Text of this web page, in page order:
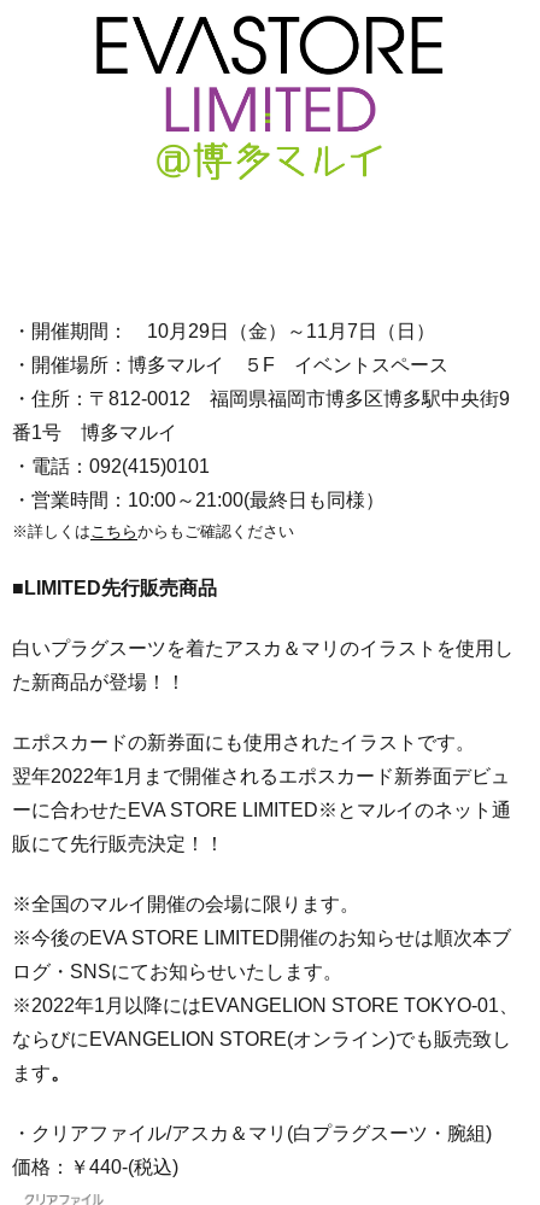
・開催期間： 10月29日（金）～11月7日（日）
・開催場所：博多マルイ ５F イベントスペース
・住所：〒812-0012 福岡県福岡市博多区博多駅中央街9
番1号 博多マルイ
・電話：092(415)0101
・営業時間：10:00～21:00(最終日も同様）
※詳しくは こちらからもご確認ください
■LIMITED先行販売商品
白いプラグスーツを着たアスカ＆マリのイラストを使用し
た新商品が登場！！
エポスカードの新券面にも使用されたイラストです。
翌年2022年1月まで開催されるエポスカード新券面デビュ
ーに合わせたEVA STORE LIMITED※とマルイのネット通
販にて先行販売決定！！
※全国のマルイ開催の会場に限ります。
※今後のEVA STORE LIMITED開催のお知らせは順次本ブ
ログ・SNSにてお知らせいたします。
※2022年1月以降にはEVANGELION STORE TOKYO-01、
ならびにEVANGELION STORE(オンライン)でも販売致し
ます。
・クリアファイル/アスカ＆マリ(白プラグスーツ・腕組)
価格：￥440-(税込)